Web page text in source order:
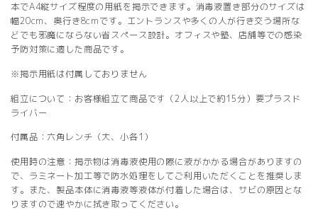
本でA4縦サイズ程度の用紙を掲示できます。消毒液置き部分のサイズは
幅20cm、奥行き8cmです。エントランスや多くの人が行き交う場所な
どでも邪魔にならない省スペース設計。オフィスや塾、店舗等での感染
予防対策に適した商品です。
※掲示用紙は付属しておりません
組立について：お客様組立て商品です（2人以上で約15分）要プラスド
ライバー
付属品：六角レンチ（大、小各1）
使用時の注意：掲示物は消毒液使用の際に液がかかる場合がありますの
で、ラミネート加工等で防水処理をしてご利用いただくことを推奨しま
す。また、製品本体に消毒液等液体が付着した場合は、サビの原因とな
りますので速やかに拭き取ってください。